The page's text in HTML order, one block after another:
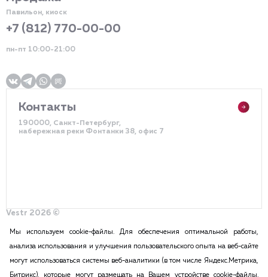
Павильон, киоск
+7 (812) 770-00-00
пн-пт 10:00-21:00
Контакты
190000, Санкт-Петербург,
набережная реки Фонтанки 38, офис 7
Vestr 2026 ©
Разработка сайта – DDQ
2015-2026 Vestr – КОММЕРЧЕСКАЯ НЕДВИЖИМОСТЬ В САНКТ
ПЕТЕРБУРГЕ И ЛЕНИНГРАДСКОЙ ОБЛАСТИ
Мы используем cookie-файлы. Для обеспечения оптимальной работы,
анализа использования и улучшения пользовательского опыта на веб-сайте
могут использоваться системы веб-аналитики (в том числе Яндекс.Метрика,
Битрикс), которые могут размещать на Вашем устройстве cookie-файлы.